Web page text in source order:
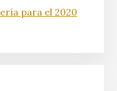
para el 2020